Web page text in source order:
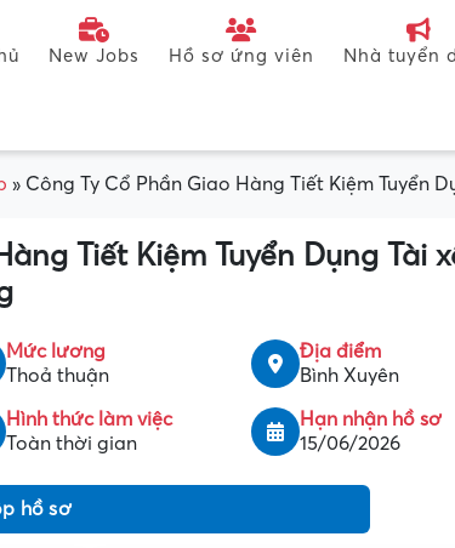
New Jobs Hồ sơ ứng viên Nhà tuyển
» Công Ty Cổ Phần Giao Hàng Tiết Kiệm Tuyển
Tiết Kiệm Tuyển Dụng Tài
Mức lương
Thoả thuận
Địa điểm
Bình Xuyên
Hình thức làm việc
Toàn thời gian
Hạn nhận hồ sơ
15/06/2026
hồ sơ